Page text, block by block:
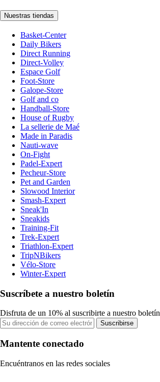
Nuestras tiendas
Basket-Center
Daily Bikers
Direct Running
Direct-Volley
Espace Golf
Foot-Store
Galope-Store
Golf and co
Handball-Store
House of Rugby
La sellerie de Maé
Made in Paradis
Nauti-wave
On-Fight
Padel-Expert
Pecheur-Store
Pet and Garden
Slowood Interior
Smash-Expert
Sneak'In
Sneakids
Training-Fit
Trek-Expert
Triathlon-Expert
TripNBikers
Vélo-Store
Winter-Expert
Suscríbete a nuestro boletín
Disfruta de un 10% al suscribirte a nuestro boletín
Suscribirse
Mantente conectado
Encuéntranos en las redes sociales